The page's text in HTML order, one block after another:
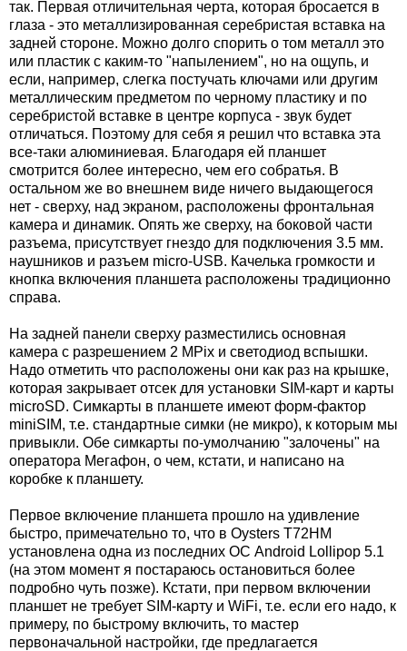
так. Первая отличительная черта, которая бросается в
глаза - это металлизированная серебристая вставка на
задней стороне. Можно долго спорить о том металл это
или пластик с каким-то "напылением", но на ощупь, и
если, например, слегка постучать ключами или другим
металлическим предметом по черному пластику и по
серебристой вставке в центре корпуса - звук будет
отличаться. Поэтому для себя я решил что вставка эта
все-таки алюминиевая. Благодаря ей планшет
смотрится более интересно, чем его собратья. В
остальном же во внешнем виде ничего выдающегося
нет - сверху, над экраном, расположены фронтальная
камера и динамик. Опять же сверху, на боковой части
разъема, присутствует гнездо для подключения 3.5 мм.
наушников и разъем micro-USB. Качелька громкости и
кнопка включения планшета расположены традиционно
справа.
На задней панели сверху разместились основная
камера с разрешением 2 MPix и светодиод вспышки.
Надо отметить что расположены они как раз на крышке,
которая закрывает отсек для установки SIM-карт и карты
microSD. Симкарты в планшете имеют форм-фактор
miniSIM, т.е. стандартные симки (не микро), к которым мы
привыкли. Обе симкарты по-умолчанию "залочены" на
оператора Мегафон, о чем, кстати, и написано на
коробке к планшету.
Первое включение планшета прошло на удивление
быстро, примечательно то, что в Oysters T72HM
установлена одна из последних ОС Android Lollipop 5.1
(на этом момент я постараюсь остановиться более
подробно чуть позже). Кстати, при первом включении
планшет не требует SIM-карту и WiFi, т.е. если его надо, к
примеру, по быстрому включить, то мастер
первоначальной настройки, где предлагается